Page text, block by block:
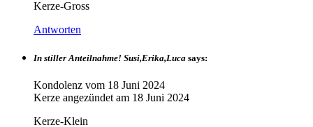
Kerze-Gross
Antworten
In stiller Anteilnahme! Susi,Erika,Luca says:
Kondolenz vom 18 Juni 2024
Kerze angezündet am 18 Juni 2024
Kerze-Klein